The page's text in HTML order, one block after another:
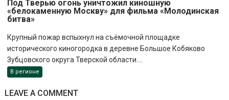
Под Тверью огонь уничтожил киношную
«белокаменную Москву» для фильма «Молодинская
битва»
Крупный пожар вспыхнул на съёмочной площадке
исторического киногородка в деревне Большое Кобяково
Зубцовского округа Тверской области....
В регионе
LEAVE A COMMENT